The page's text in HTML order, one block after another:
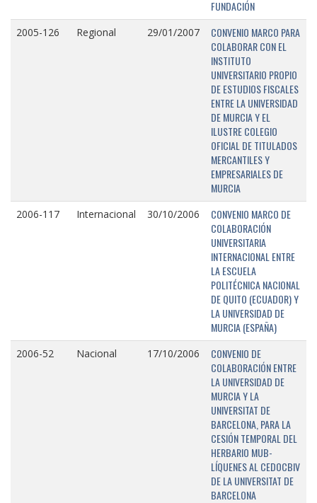
FUNDACIÓN
2005-126 Regional 29/01/2007
CONVENIO MARCO PARA
COLABORAR CON EL
INSTITUTO
UNIVERSITARIO PROPIO
DE ESTUDIOS FISCALES
ENTRE LA UNIVERSIDAD
DE MURCIA Y EL
ILUSTRE COLEGIO
OFICIAL DE TITULADOS
MERCANTILES Y
EMPRESARIALES DE
MURCIA
2006-117 Internacional 30/10/2006
CONVENIO MARCO DE
COLABORACIÓN
UNIVERSITARIA
INTERNACIONAL ENTRE
LA ESCUELA
POLITÉCNICA NACIONAL
DE QUITO (ECUADOR) Y
LA UNIVERSIDAD DE
MURCIA (ESPAÑA)
2006-52 Nacional 17/10/2006
CONVENIO DE
COLABORACIÓN ENTRE
LA UNIVERSIDAD DE
MURCIA Y LA
UNIVERSITAT DE
BARCELONA, PARA LA
CESIÓN TEMPORAL DEL
HERBARIO MUB-
LÍQUENES AL CEDOCBIV
DE LA UNIVERSITAT DE
BARCELONA